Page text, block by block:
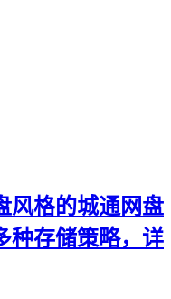
风格的城通网盘
种存储策略，详